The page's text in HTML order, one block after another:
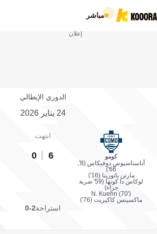
مباشر
إعلان
الدوري الإيطالي
24 يناير 2026
كومو
أناستاسيوس دوفيكاس (8',
66')
مارتن باتورينا (16')
لوكاس دا كونها (59' ضربة
جزاء)
N. Kuehn (70')
ماكسينس كاكيريت (76')
انتهت
6
0
استراحة2-0